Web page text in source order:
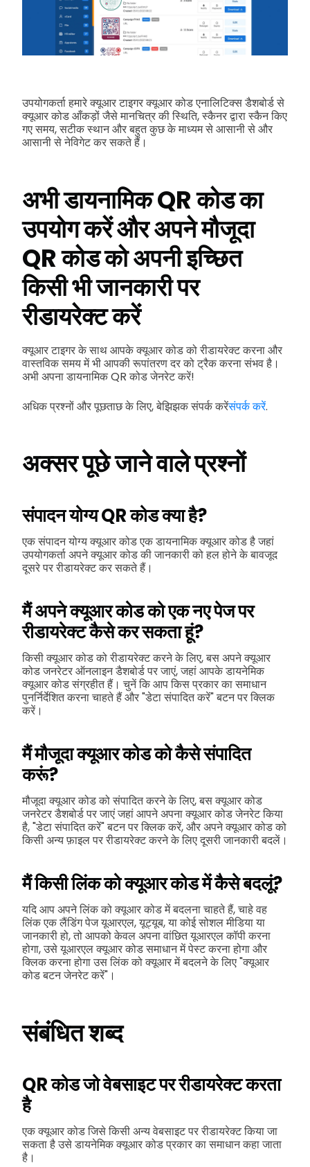
उपयोगकर्ता हमारे क्यूआर टाइगर क्यूआर कोड एनालिटिक्स डैशबोर्ड से
क्यूआर कोड आँकड़ों जैसे मानचित्र की स्थिति, स्कैनर द्वारा स्कैन किए
गए समय, सटीक स्थान और बहुत कुछ के माध्यम से आसानी से और
आसानी से नेविगेट कर सकते हैं।
अभी डायनामिक QR कोड का
उपयोग करें और अपने मौजूदा
QR कोड को अपनी इच्छित
किसी भी जानकारी पर
रीडायरेक्ट करें
क्यूआर टाइगर के साथ आपके क्यूआर कोड को रीडायरेक्ट करना और
वास्तविक समय में भी आपकी रूपांतरण दर को ट्रैक करना संभव है।
अभी अपना डायनामिक QR कोड जेनरेट करें!
अधिक प्रश्नों और पूछताछ के लिए, बेझिझक संपर्क करेंसंपर्क करें.
अक्सर पूछे जाने वाले प्रश्नों
संपादन योग्य QR कोड क्या है?
एक संपादन योग्य क्यूआर कोड एक डायनामिक क्यूआर कोड है जहां
उपयोगकर्ता अपने क्यूआर कोड की जानकारी को हल होने के बावजूद
दूसरे पर रीडायरेक्ट कर सकते हैं।
मैं अपने क्यूआर कोड को एक नए पेज पर
रीडायरेक्ट कैसे कर सकता हूं?
किसी क्यूआर कोड को रीडायरेक्ट करने के लिए, बस अपने क्यूआर
कोड जनरेटर ऑनलाइन डैशबोर्ड पर जाएं, जहां आपके डायनेमिक
क्यूआर कोड संग्रहीत हैं। चुनें कि आप किस प्रकार का समाधान
पुनर्निर्देशित करना चाहते हैं और "डेटा संपादित करें" बटन पर क्लिक
करें।
मैं मौजूदा क्यूआर कोड को कैसे संपादित
करूं?
मौजूदा क्यूआर कोड को संपादित करने के लिए, बस क्यूआर कोड
जनरेटर डैशबोर्ड पर जाएं जहां आपने अपना क्यूआर कोड जेनरेट किया
है, "डेटा संपादित करें" बटन पर क्लिक करें, और अपने क्यूआर कोड को
किसी अन्य फ़ाइल पर रीडायरेक्ट करने के लिए दूसरी जानकारी बदलें।
मैं किसी लिंक को क्यूआर कोड में कैसे बदलूं?
यदि आप अपने लिंक को क्यूआर कोड में बदलना चाहते हैं, चाहे वह
लिंक एक लैंडिंग पेज यूआरएल, यूट्यूब, या कोई सोशल मीडिया या
जानकारी हो, तो आपको केवल अपना वांछित यूआरएल कॉपी करना
होगा, उसे यूआरएल क्यूआर कोड समाधान में पेस्ट करना होगा और
क्लिक करना होगा उस लिंक को क्यूआर में बदलने के लिए "क्यूआर
कोड बटन जेनरेट करें"।
संबंधित शब्द
QR कोड जो वेबसाइट पर रीडायरेक्ट करता
है
एक क्यूआर कोड जिसे किसी अन्य वेबसाइट पर रीडायरेक्ट किया जा
सकता है उसे डायनेमिक क्यूआर कोड प्रकार का समाधान कहा जाता
है।